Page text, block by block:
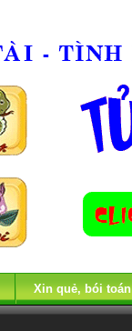
Xin quẻ, bói toán